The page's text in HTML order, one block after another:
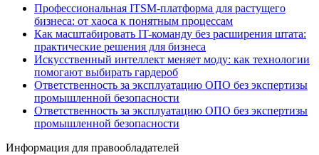
Профессиональная ITSM-платформа для растущего
бизнеса: от хаоса к понятным процессам
Как масштабировать IT-команду без расширения штата:
практические решения для бизнеса
Искусственный интеллект меняет моду: как технологии
помогают выбирать гардероб
Ответственность за эксплуатацию ОПО без экспертизы
промышленной безопасности
Ответственность за эксплуатацию ОПО без экспертизы
промышленной безопасности
Информация для правообладателей